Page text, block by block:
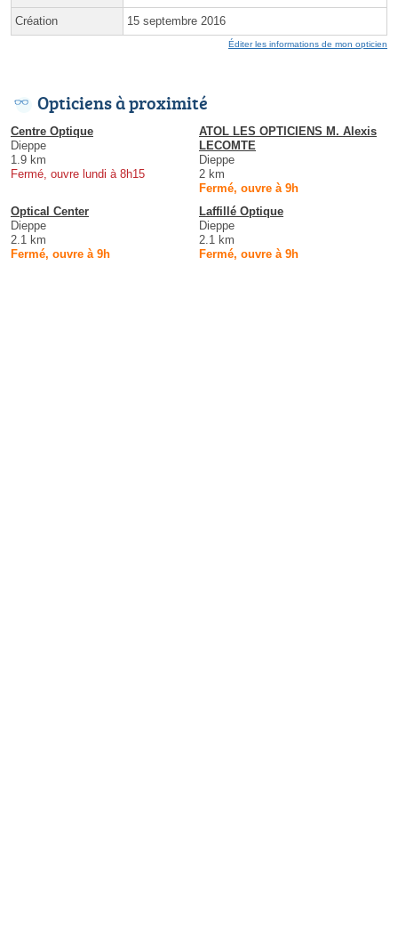
Création 15 septembre 2016
Éditer les informations de mon opticien
Opticiens à proximité
Centre Optique
Dieppe
1.9 km
Fermé, ouvre lundi à 8h15
ATOL LES OPTICIENS M. Alexis
LECOMTE
Dieppe
2 km
Fermé, ouvre à 9h
Optical Center
Dieppe
2.1 km
Fermé, ouvre à 9h
Laffillé Optique
Dieppe
2.1 km
Fermé, ouvre à 9h